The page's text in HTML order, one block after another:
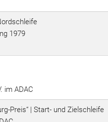
1979
im ADAC
Preis“ | Start- und Zielschleife